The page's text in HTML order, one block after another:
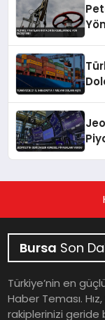
Bursa Son
Türkiye’nin en
Haber Teması.
rakiplerinizi geride